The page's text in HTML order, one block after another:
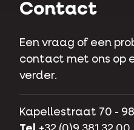
Contact
Een vraag of een
contact met ons op
verder.
Kapellestraat 70 -